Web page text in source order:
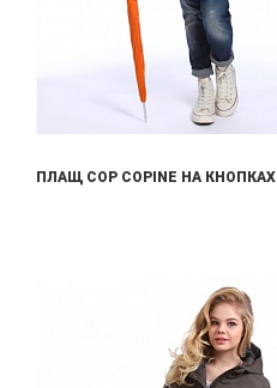
ПЛАЩ COP COPINE НА КНОПКАХ